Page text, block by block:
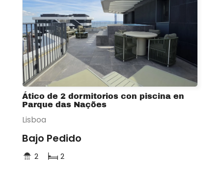
Ático de 2 dormitorios con piscina en
Parque das Nações
Lisboa
Bajo Pedido
2 2